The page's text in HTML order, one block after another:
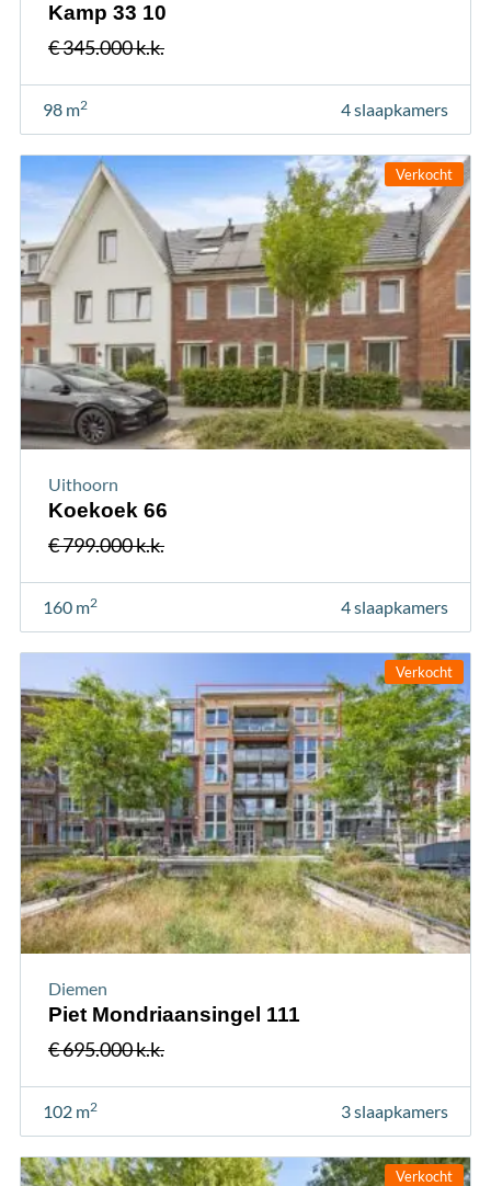
Kamp 33 10
€ 345.000 k.k.
98 m2 4 slaapkamers
Verkocht
Uithoorn
Koekoek 66
€ 799.000 k.k.
160 m2 4 slaapkamers
Verkocht
Diemen
Piet Mondriaansingel 111
€ 695.000 k.k.
102 m2 3 slaapkamers
Verkocht